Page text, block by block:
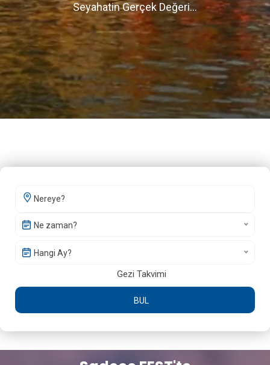
Seyahatin Gerçek Değeri...
Ne zaman?
Hangi Ay?
Gezi Takvimi
BUL